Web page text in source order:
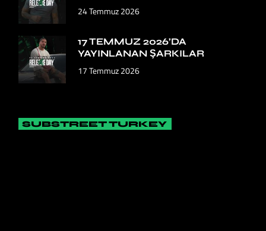
24 Temmuz 2026
17 TEMMUZ 2026’DA
YAYINLANAN ŞARKILAR
17 Temmuz 2026
SUBSTREET TURKEY